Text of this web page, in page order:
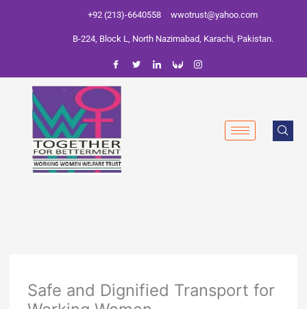
+92 (213)-6640558 wwotrust@yahoo.com
B-224, Block L, North Nazimabad, Karachi, Pakistan.
Safe and Dignified Transport for